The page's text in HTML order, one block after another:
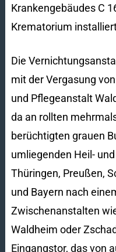
Krankengebäudes C
Krematorium
Die
mit der Vergasung
und Pflegeanstalt
da an rollten
berüchtigten grauen
umliegenden Heil-
Thüringen, Preußen,
und Bayern nach
Zwischenanstalten
Waldheim oder
Eingangstor, das von